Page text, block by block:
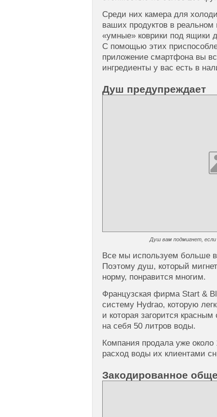
Среди них камера для
ваших продуктов в
«умные» коврики под ящики
С помощью этих
приложение смартфона вы
ингредиенты у вас есть в
Душ предупреждает
Душ вам подмигнет,
Все мы используем больше
Поэтому душ, который
норму, понравится многим.
Французская фирма Start &
систему Hydrao, которую
и которая загорится
на себя 50 литров воды.
Компания продала уже около
расход воды их клиентами
Закодированное